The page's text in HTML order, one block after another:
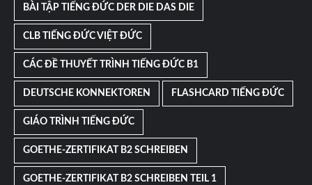
BÀI TẬP TIẾNG ĐỨC DER DIE DAS DIE
CLB TIẾNG ĐỨC VIỆT ĐỨC
CÁC ĐỀ THUYẾT TRÌNH TIẾNG ĐỨC B1
DEUTSCHE KONNEKTOREN FLASHCARD TIẾNG ĐỨC
GIÁO TRÌNH TIẾNG ĐỨC
GOETHE-ZERTIFIKAT B2 SCHREIBEN
GOETHE-ZERTIFIKAT B2 SCHREIBEN TEIL 1